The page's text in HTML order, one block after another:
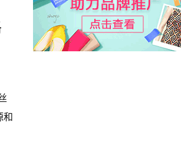
和